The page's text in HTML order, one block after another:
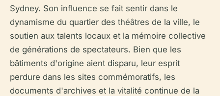
Sydney. Son influence se fait sentir dans le
dynamisme du quartier des théâtres de la ville, le
soutien aux talents locaux et la mémoire collective
de générations de spectateurs. Bien que les
bâtiments d'origine aient disparu, leur esprit
perdure dans les sites commémoratifs, les
documents d'archives et la vitalité continue de la